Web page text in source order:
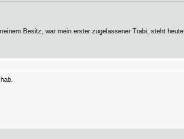
Besitz, war mein erster zugelassener Trabi, steht